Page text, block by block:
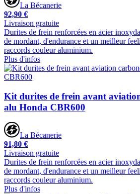
La Bécanerie
92,90 €
Livraison gratuite
Durites de frein renforcées en acier
de mordant, d'endurance et un meilleur
raccords couleur aluminium.
Plus d'infos
Kit durites de frein avant
alu Honda CBR600
La Bécanerie
91,80 €
Livraison gratuite
Durites de frein renforcées en acier
de mordant, d'endurance et un meilleur
raccords couleur aluminium.
Plus d'infos